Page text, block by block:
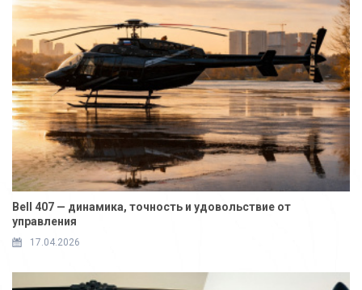
Bell 407 — динамика, точность и удовольствие от
управления
17.04.2026